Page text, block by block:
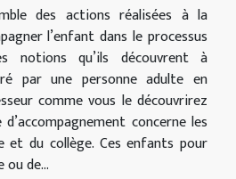
des actions réalisées à la
l’enfant dans le processus
notions qu’ils découvrent à
par une personne adulte en
comme vous le découvrirez
concerne les
et du collège. Ces enfants pour
de...